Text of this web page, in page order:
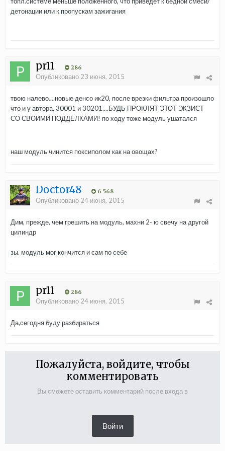
детонации или к пропускам зажигания
pr11 286
Опубликовано 23 июня, 2015
твою налево....новые денсо ик20, после врезки фильтра произошло
что и у автора, 30001 и 30201....БУДЬ ПРОКЛЯТ ЭТОТ ЭКЗИСТ
СО СВОИМИ ПОДДЕЛКАМИ! по ходу тоже модуль ушатался
наш модуль чинится поксиполом как на овощах?
Doctor48 6 568
Опубликовано 24 июня, 2015
Дим, прежде, чем грешить на модуль, махни 2- ю свечу на другой
цилиндр
зы. модуль мог кончится и сам по себе
pr11 286
Опубликовано 24 июня, 2015
Да,сегодня буду разбираться
Пожалуйста, войдите, чтобы
комментировать
Вы сможете оставить комментарий после входа в
Войти